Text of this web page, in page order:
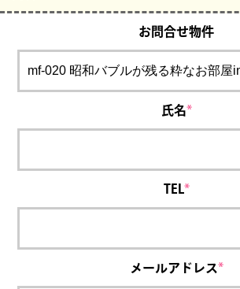
お問合せ物件
氏名*
TEL *
メールアドレス*